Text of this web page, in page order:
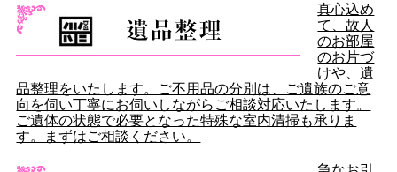
真心込め
て、故人
のお部屋
のお片づ
けや、遺
品整理をいたします。ご不用品の分別は、ご遺族のご意
向を伺い丁寧にお伺いしながらご相談対応いたします。
ご遺体の状態で必要となった特殊な室内清掃も承りま
す。まずはご相談ください。